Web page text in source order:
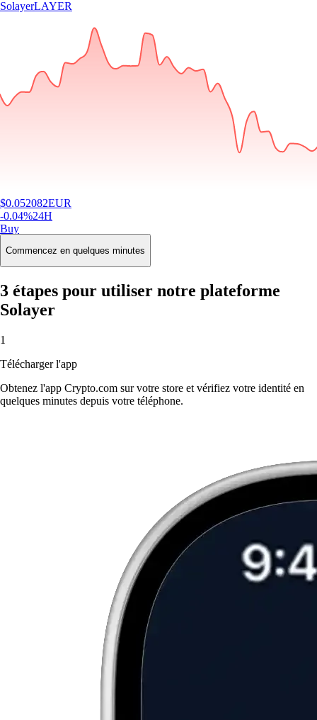
SolayerLAYER
$0.052082EUR
-0.04%24H
Buy
Commencez en quelques minutes
3 étapes pour utiliser notre plateforme
Solayer
1
Télécharger l'app
Obtenez l'app Crypto.com sur votre store et vérifiez votre identité en
quelques minutes depuis votre téléphone.